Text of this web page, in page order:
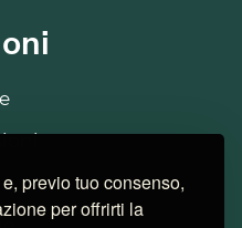
previo tuo consenso,
per offrirti la